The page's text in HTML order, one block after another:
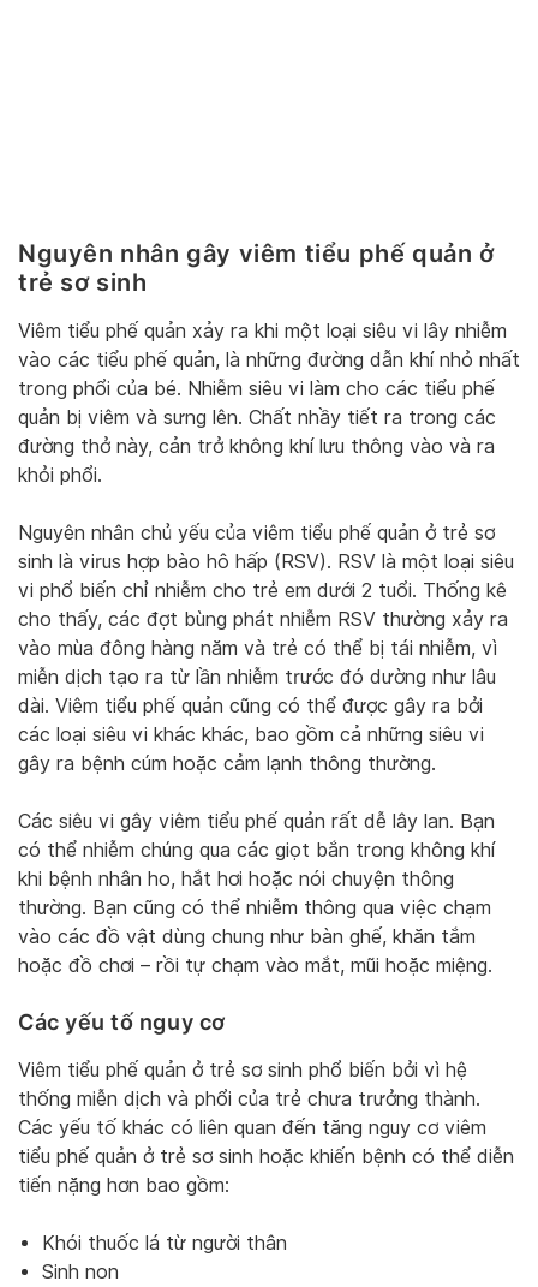
Nguyên nhân gây viêm tiểu phế quản ở
trẻ sơ sinh
Viêm tiểu phế quản xảy ra khi một loại siêu vi lây nhiễm
vào các tiểu phế quản, là những đường dẫn khí nhỏ nhất
trong phổi của bé. Nhiễm siêu vi làm cho các tiểu phế
quản bị viêm và sưng lên. Chất nhầy tiết ra trong các
đường thở này, cản trở không khí lưu thông vào và ra
khỏi phổi.
Nguyên nhân chủ yếu của viêm tiểu phế quản ở trẻ sơ
sinh là virus hợp bào hô hấp (RSV). RSV là một loại siêu
vi phổ biến chỉ nhiễm cho trẻ em dưới 2 tuổi. Thống kê
cho thấy, các đợt bùng phát nhiễm RSV thường xảy ra
vào mùa đông hàng năm và trẻ có thể bị tái nhiễm, vì
miễn dịch tạo ra từ lần nhiễm trước đó dường như lâu
dài. Viêm tiểu phế quản cũng có thể được gây ra bởi
các loại siêu vi khác khác, bao gồm cả những siêu vi
gây ra bệnh cúm hoặc cảm lạnh thông thường.
Các siêu vi gây viêm tiểu phế quản rất dễ lây lan. Bạn
có thể nhiễm chúng qua các giọt bắn trong không khí
khi bệnh nhân ho, hắt hơi hoặc nói chuyện thông
thường. Bạn cũng có thể nhiễm thông qua việc chạm
vào các đồ vật dùng chung như bàn ghế, khăn tắm
hoặc đồ chơi – rồi tự chạm vào mắt, mũi hoặc miệng.
Các yếu tố nguy cơ
Viêm tiểu phế quản ở trẻ sơ sinh phổ biến bởi vì hệ
thống miễn dịch và phổi của trẻ chưa trưởng thành.
Các yếu tố khác có liên quan đến tăng nguy cơ viêm
tiểu phế quản ở trẻ sơ sinh hoặc khiến bệnh có thể diễn
tiến nặng hơn bao gồm:
Khói thuốc lá từ người thân
Sinh non